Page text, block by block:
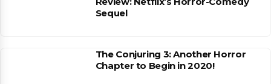
Sequel
The Conjuring 3: Another Horror
Chapter to Begin in 2020!